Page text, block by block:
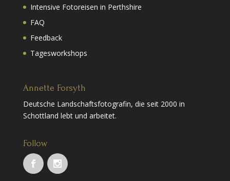
Intensive Fotoreisen in Perthshire
FAQ
Feedback
Tagesworkshops
Annette Forsyth
Deutsche Landschaftsfotografin, die seit 2000 in
Schottland lebt und arbeitet.
Follow